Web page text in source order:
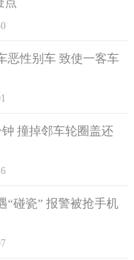
、求偶，都会发出不同
黑冠松鼠猴分群轮流到
表现，就可判定今天轮
恶性别车 致使一客车
撞掉邻车轮圈盖还
“碰瓷” 报警被抢手机